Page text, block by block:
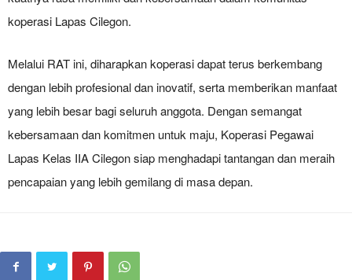
koperasi Lapas Cilegon.
Melalui RAT ini, diharapkan koperasi dapat terus berkembang
dengan lebih profesional dan inovatif, serta memberikan manfaat
yang lebih besar bagi seluruh anggota. Dengan semangat
kebersamaan dan komitmen untuk maju, Koperasi Pegawai
Lapas Kelas IIA Cilegon siap menghadapi tantangan dan meraih
pencapaian yang lebih gemilang di masa depan.